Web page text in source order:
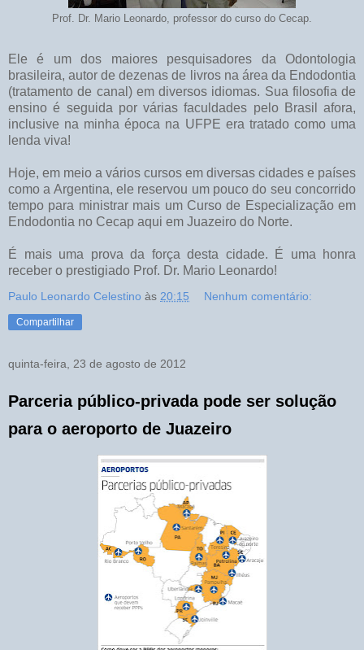
Prof. Dr. Mario Leonardo, professor do curso do Cecap.
Ele é um dos maiores pesquisadores da Odontologia
brasileira, autor de dezenas de livros na área da Endodontia
(tratamento de canal) em diversos idiomas. Sua filosofia de
ensino é seguida por várias faculdades pelo Brasil afora,
inclusive na minha época na UFPE era tratado como uma
lenda viva!
Hoje, em meio a vários cursos em diversas cidades e países
como a Argentina, ele reservou um pouco do seu concorrido
tempo para ministrar mais um Curso de Especialização em
Endodontia no Cecap aqui em Juazeiro do Norte.
É mais uma prova da força desta cidade. É uma honra
receber o prestigiado Prof. Dr. Mario Leonardo!
Paulo Leonardo Celestino às 20:15 Nenhum comentário:
Compartilhar
quinta-feira, 23 de agosto de 2012
Parceria público-privada pode ser solução
para o aeroporto de Juazeiro